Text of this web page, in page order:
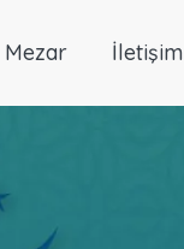
İletişim